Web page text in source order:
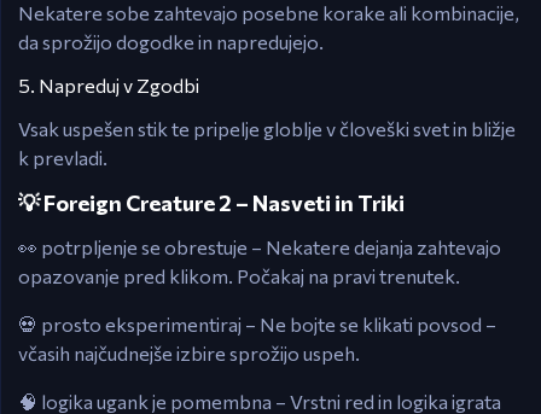
Nekatere sobe zahtevajo posebne korake ali kombinacije,
da sprožijo dogodke in napredujejo.
5. Napreduj v Zgodbi
Vsak uspešen stik te pripelje globlje v človeški svet in bližje
k prevladi.
💡 Foreign Creature 2 – Nasveti in Triki
👀 potrpljenje se obrestuje – Nekatere dejanja zahtevajo
opazovanje pred klikom. Počakaj na pravi trenutek.
💀 prosto eksperimentiraj – Ne bojte se klikati povsod –
včasih najčudnejše izbire sprožijo uspeh.
🧠 logika ugank je pomembna – Vrstni red in logika igrata